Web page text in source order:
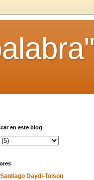
en este blog
Santiago Daydi-Tolson